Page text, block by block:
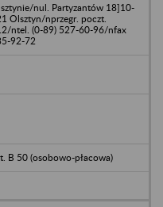
nul. Partyzantów 18]10-
Olsztyn/nprzegr. poczt.
ntel. (0-89) 527-60-96/nfax
92-72
B 50 (osobowo-płacowa)